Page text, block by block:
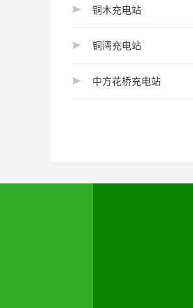
铜木充电站
铜湾充电站
中方花桥充电站